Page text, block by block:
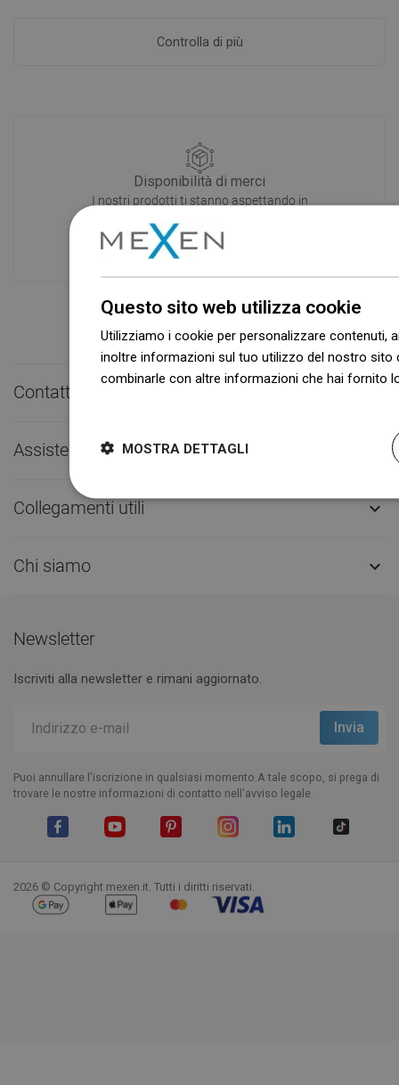
Controlla di più
Disponibilità di merci
I nostri prodotti ti stanno aspettando in
un moderno magazzino.Sempre pronto
a spedire!
Contatto rapido
Assistenza clienti
Collegamenti utili 
Chi siamo 
Newsletter
Iscriviti alla newsletter e rimani aggiornato.
Puoi annullare l'iscrizione in qualsiasi momento.A tale scopo, si prega di
trovare le nostre informazioni di contatto nell'avviso legale.
2026 © Copyright mexen.it. Tutti i diritti riservati.
Questo sito web utilizza cookie
Utilizziamo i cookie per personalizzare contenuti,
inoltre informazioni sul tuo utilizzo del nostro sito
combinarle con altre informazioni che hai fornito
MOSTRA DETTAGLI